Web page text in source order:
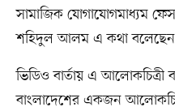
সামাজিক যোগাযোগমাধ্যম
শহিদুল আলম এ কথা
ভিডিও বার্তায় এ
বাংলাদেশের একজন